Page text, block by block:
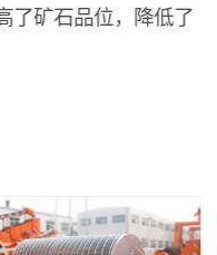
了矿石品位，降低了